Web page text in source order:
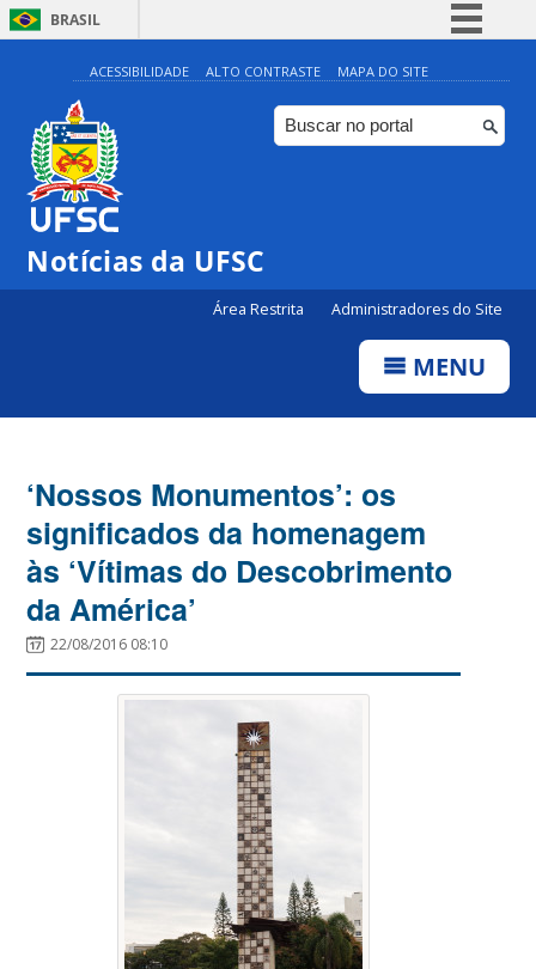
BRASIL
Simplifique!
Comunica BR
Participe
ACESSIBILIDADE ALTO CONTRASTE MAPA DO SITE
Notícias da UFSC
Área Restrita Administradores do Site
MENU
‘Nossos Monumentos’: os
significados da homenagem
às ‘Vítimas do Descobrimento
da América’
22/08/2016 08:10